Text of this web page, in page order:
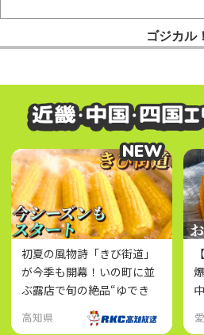
ゴジカル！
初夏の風物詩「きび街道」
が今季も開幕！いの町に並
ぶ露店で旬の絶品“ゆでき
び”を味わおう
高知県
NEW
NEW